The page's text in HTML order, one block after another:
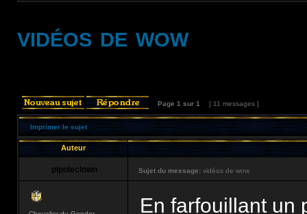
vidéos de wow
Page 1 sur 1 [ 11 messages ]
Imprimer le sujet
Auteur
pipoleclown Sujet du message: vidéos de wow
En farfouillant un